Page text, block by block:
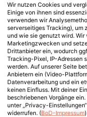
Wir nutzen Cookies und
Einige von ihnen sind
verwenden wir
serverseitiges Tracking), um
und wie sie genutzt wird.
Marketingzwecken und
Drittanbieter ein, wodurch
Tracking-Pixel, IP-Adressen
werden. Auf unserer Seite
Anbietern ein (Video-
Datenverarbeitung und ein
keinen Einfluss. Mit deiner
beschriebenen Vorgänge
unter „Privacy-
widerrufen. (BoD-Impressum)